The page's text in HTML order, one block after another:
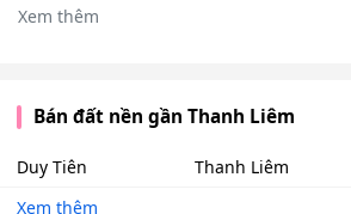
Xem thêm
Bán đất nền gần Thanh Liêm
Duy Tiên Thanh Liêm
Xem thêm